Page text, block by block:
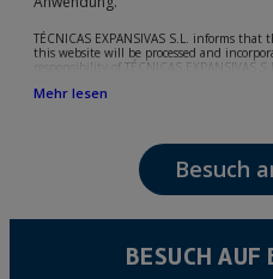
TÉCNICAS EXPANSIVAS S.L. informs
this website will be processed and
responsibility of TÉCNICAS EXPANSIVAS
following: attention to your referred
The data in our files are strictly
confidentiality and shall comply with all
Data Protection Regulation (GDPR) 2016.
According to Data Protection legislation,
encrypted. Should these details be sent,
Mehr lesen
Besuch
BESUCH